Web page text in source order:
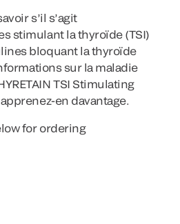
s’il s’agit
stimulant la thyroïde (TSI)
bloquant la thyroïde
sur la maladie
TSI Stimulating
en davantage.
for ordering